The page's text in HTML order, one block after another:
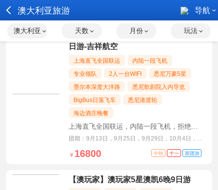
澳大利亚旅游 导航
【新维度】澳大利亚悉尼墨尔本双城8
日游-吉祥航空
上海直飞全国联运
内陆一段飞机
专业领队
2人一台WIFI
悉尼万豪5星
墨尔本深度大洋路
悉尼歌剧院入内导览
BigBus日落飞车
悉尼港渡轮
海边酒庄晚餐
上海直飞全国联运，内陆一段飞机，拒绝特
种兵赶路，专业领队陪同
团期：9月13日，9月25日，9月29日，10月4日，
10月25日，11月8日
中秋 十一 跟团游
￥ 16800
【澳玩家】澳玩家5星澳凯6晚9日游
澳大利亚 天数 月份 玩法